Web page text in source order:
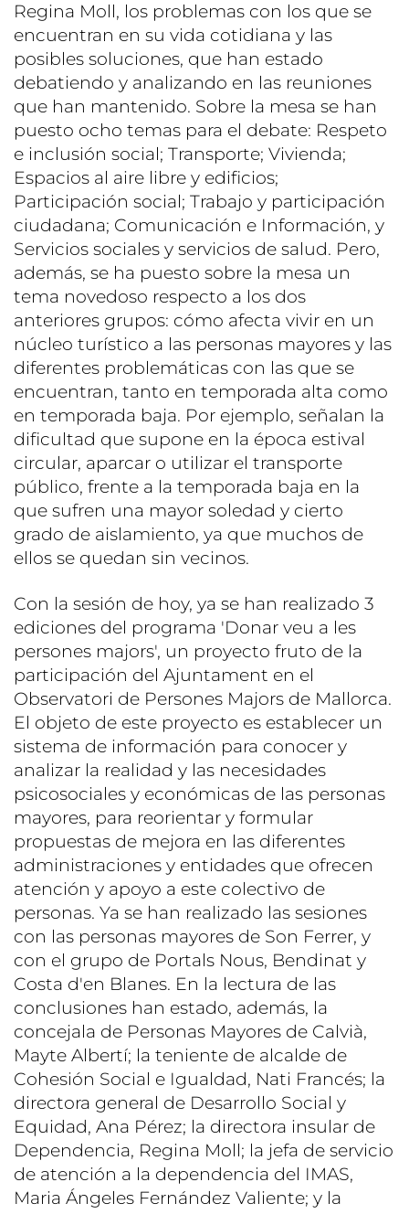
Regina Moll, los problemas con los que se
encuentran en su vida cotidiana y las
posibles soluciones, que han estado
debatiendo y analizando en las reuniones
que han mantenido. Sobre la mesa se han
puesto ocho temas para el debate: Respeto
e inclusión social; Transporte; Vivienda;
Espacios al aire libre y edificios;
Participación social; Trabajo y participación
ciudadana; Comunicación e Información, y
Servicios sociales y servicios de salud. Pero,
además, se ha puesto sobre la mesa un
tema novedoso respecto a los dos
anteriores grupos: cómo afecta vivir en un
núcleo turístico a las personas mayores y las
diferentes problemáticas con las que se
encuentran, tanto en temporada alta como
en temporada baja. Por ejemplo, señalan la
dificultad que supone en la época estival
circular, aparcar o utilizar el transporte
público, frente a la temporada baja en la
que sufren una mayor soledad y cierto
grado de aislamiento, ya que muchos de
ellos se quedan sin vecinos.
Con la sesión de hoy, ya se han realizado 3
ediciones del programa 'Donar veu a les
persones majors', un proyecto fruto de la
participación del Ajuntament en el
Observatori de Persones Majors de Mallorca.
El objeto de este proyecto es establecer un
sistema de información para conocer y
analizar la realidad y las necesidades
psicosociales y económicas de las personas
mayores, para reorientar y formular
propuestas de mejora en las diferentes
administraciones y entidades que ofrecen
atención y apoyo a este colectivo de
personas. Ya se han realizado las sesiones
con las personas mayores de Son Ferrer, y
con el grupo de Portals Nous, Bendinat y
Costa d'en Blanes. En la lectura de las
conclusiones han estado, además, la
concejala de Personas Mayores de Calvià,
Mayte Albertí; la teniente de alcalde de
Cohesión Social e Igualdad, Nati Francés; la
directora general de Desarrollo Social y
Equidad, Ana Pérez; la directora insular de
Dependencia, Regina Moll; la jefa de servicio
de atención a la dependencia del IMAS,
Maria Ángeles Fernández Valiente; y la